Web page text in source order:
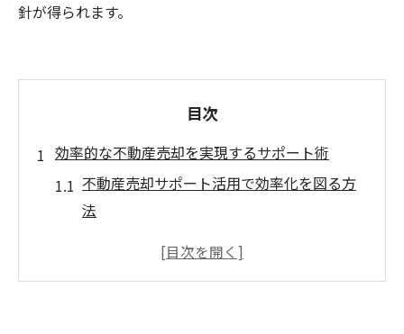
針が得られます。
目次
効率的な不動産売却を実現するサポート術
不動産売却サポート活用で効率化を図る方
法
信頼できる不動産売却の選び方と比較ポイ